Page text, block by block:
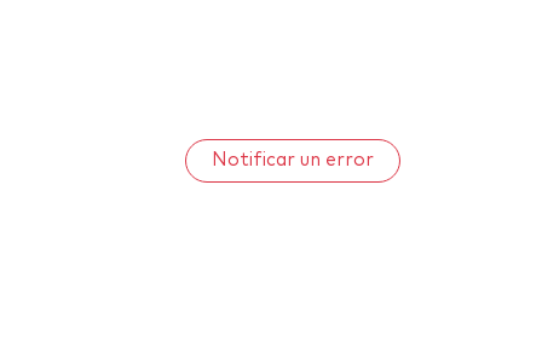
Notificar un error